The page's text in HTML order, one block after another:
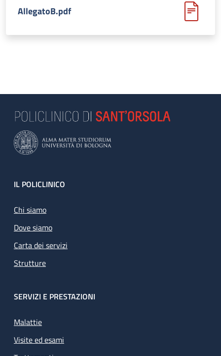
AllegatoB.pdf
Footer
IL POLICLINICO
Chi siamo
Dove siamo
Carta dei servizi
Strutture
SERVIZI E PRESTAZIONI
Malattie
Visite ed esami